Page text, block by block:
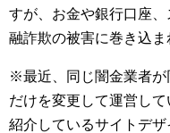
すが、お金や銀行口座
融詐欺の被害に巻き込ま
※最近、同じ闇金業者が
だけを変更して運営し
紹介しているサイトデ